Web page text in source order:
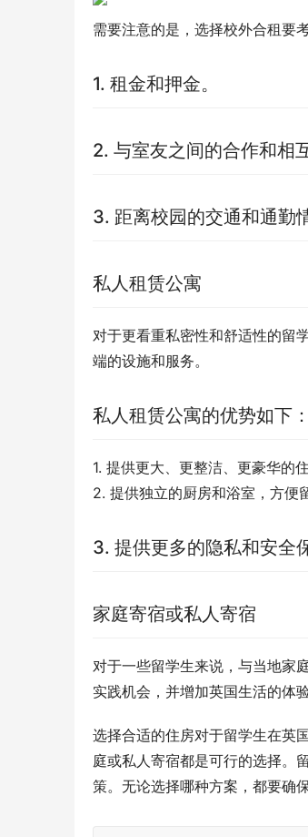
需要注意的是，选择校外合租要
1. 租金和押金。
2. 与室友之间的合作和相
3. 距离校园的交通和通勤
私人租赁公寓
对于更看重私密性和舒适性的留
端的设施和服务。
私人租赁公寓的优势如下：
1. 提供更大、更整洁、更豪华的住
2. 提供独立的厨房和浴室，方便
3. 提供更多的隐私和安全
家庭寄宿或私人寄宿
对于一些留学生来说，与当地家
实践机会，并增加英国生活的体验
选择合适的住房对于留学生在英
庭或私人寄宿都是可行的选择。
策。无论选择哪种方案，都要确